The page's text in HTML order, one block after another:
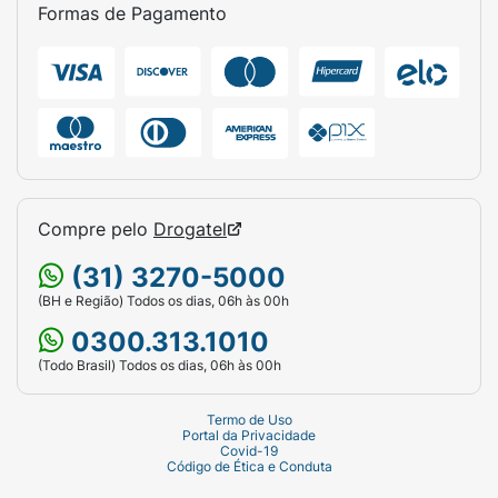
espondilite anquilosante; bursite aguda e
artrite gotosa aguda; osteoartrite pós-
traumática; sinovites osteoartríticas;
epicondilites.
terapia de manutenção em casos particulares
reumática aguda.
- Doenças Dermatológicas:
herpetiforme bolhosa; eritema multiforme
grave (Síndrome de Stevens-Johnson);
dermatite esfoliativa; micoses fungoides;
psoríase grave; dermatite seborreica grave.
- Estados Alérgicos:Controle de condições
alérgicas graves ou incapacitantes refratárias
Formas de Pagamento
Compre pelo Drogatel
(31) 3270-5000
(BH e Região) Todos os dias, 06h às 00h
0300.313.1010
(Todo Brasil) Todos os dias, 06h às 00h
Termo de Uso
Portal da Privacidade
Covid-19
Código de Ética e Conduta